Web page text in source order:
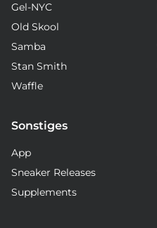
Gel-NYC
Old Skool
Samba
Stan Smith
Waffle
Sonstiges
App
Sneaker Releases
Supplements